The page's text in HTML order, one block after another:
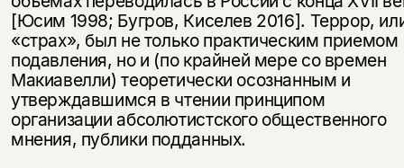
[Юсим 1998; Бугров, Киселев 2016]. Террор,
«страх», был не только практическим приемом
подавления, но и (по крайней мере со времен
Макиавелли) теоретически осознанным и
утверждавшимся в чтении принципом
организации абсолютистского общественного
мнения, публики подданных.